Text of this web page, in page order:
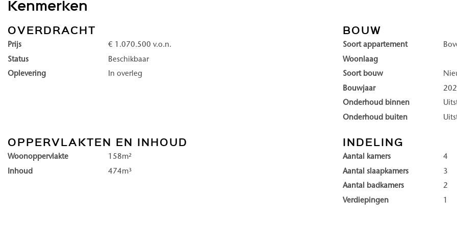
verwennerij van in-house wellnessfaciliteiten en maak het leven gemakkelijk met de diensten
van de servicemanager. Duinhil is serene luxe, geborgen in een exclusieve residentie aan de
kust van Kijkduin.
treffen en worden getrakteerd op een prachtige doorkijk naar het duinlandschap dat letterlijk
kwaliteit, waarin rust en
de rust, ruimte en gezellige
winkels een prettige
Enkele highlights van DUINHIL
• High-end wooncomfort en
Kenmerken
OVERDRACHT
Prijs
€ 1.070.500 v.o.n.
Status
Beschikbaar
Oplevering
In overleg
BOUW
Soort appartement
Woonlaag
Soort bouw
Bouwjaar
Onderhoud binnen
Onderhoud buiten
OPPERVLAKTEN EN INHOUD
Woonoppervlakte
158m²
Inhoud
474m³
INDELING
Aantal kamers
4
Aantal slaapkamers
3
Aantal badkamers
2
Verdiepingen
1